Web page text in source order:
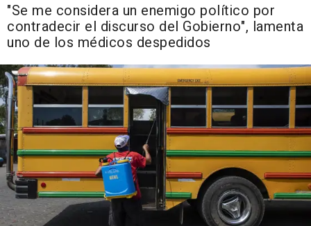
"Se me considera un enemigo político por
contradecir el discurso del Gobierno", lamenta
uno de los médicos despedidos